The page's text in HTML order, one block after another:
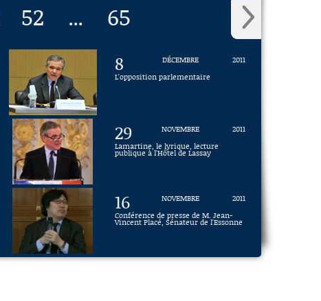
52 ... 65
8 DÉCEMBRE
2011
L'opposition parlementaire
29 NOVEMBRE
2011
Lamartine, le lyrique, lecture
publique à l'Hôtel de Lassay
16 NOVEMBRE
2011
Conférence de presse de M. Jean-
Vincent Placé, Sénateur de l'Essonne